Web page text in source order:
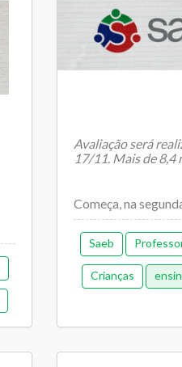
Avaliação será
17/11. Mais de
Começa, na
Saeb
Crianças